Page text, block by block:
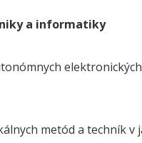
a informatiky
metód a techník v